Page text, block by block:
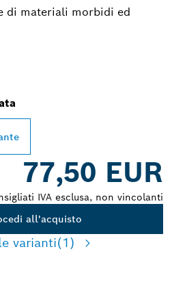
di materiali morbidi ed
77,50 EUR
IVA esclusa, non vincolanti
all'acquisto
varianti(1)